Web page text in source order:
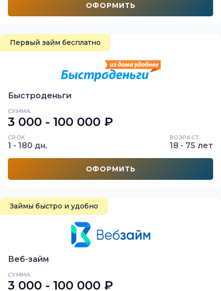
ОФОРМИТЬ
Первый займ бесплатно
Быстроденьги
СУММА
3 000 - 100 000 ₽
СРОК
1 - 180 дн.
ВОЗРАСТ
18 - 75 лет
ОФОРМИТЬ
Займы быстро и удобно
Веб-займ
СУММА
3 000 - 100 000 ₽